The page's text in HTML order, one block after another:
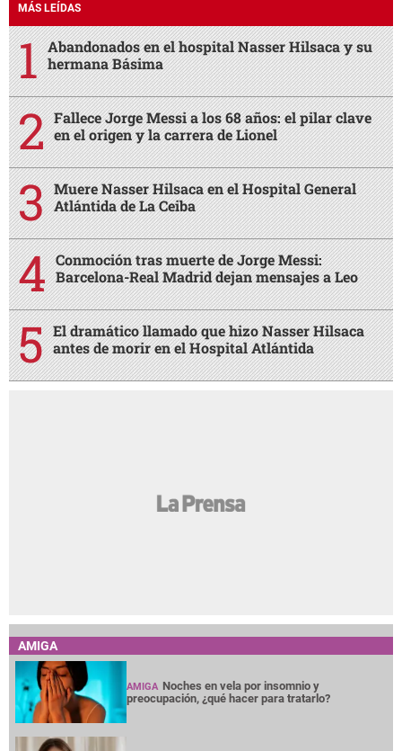
MÁS LEÍDAS
Abandonados en el hospital Nasser Hilsaca y su
hermana Básima
Fallece Jorge Messi a los 68 años: el pilar clave
en el origen y la carrera de Lionel
Muere Nasser Hilsaca en el Hospital General
Atlántida de La Ceiba
Conmoción tras muerte de Jorge Messi:
Barcelona-Real Madrid dejan mensajes a Leo
El dramático llamado que hizo Nasser Hilsaca
antes de morir en el Hospital Atlántida
AMIGA
AMIGA Noches en vela por insomnio y
preocupación, ¿qué hacer para tratarlo?